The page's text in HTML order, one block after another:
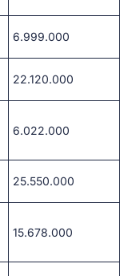
6.999.000
22.120.000
6.022.000
25.550.000
15.678.000